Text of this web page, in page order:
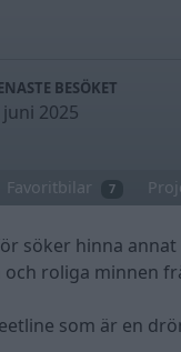
BESÖKET
juni 2025
Favoritbilar 7
söker hinna annat
roliga minnen
som är en